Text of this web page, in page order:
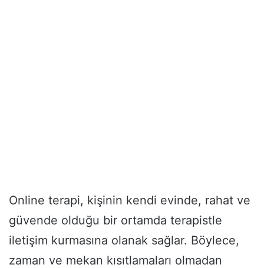
Online terapi, kişinin kendi evinde, rahat ve
güvende olduğu bir ortamda terapistle
iletişim kurmasına olanak sağlar. Böylece,
zaman ve mekan kısıtlamaları olmadan